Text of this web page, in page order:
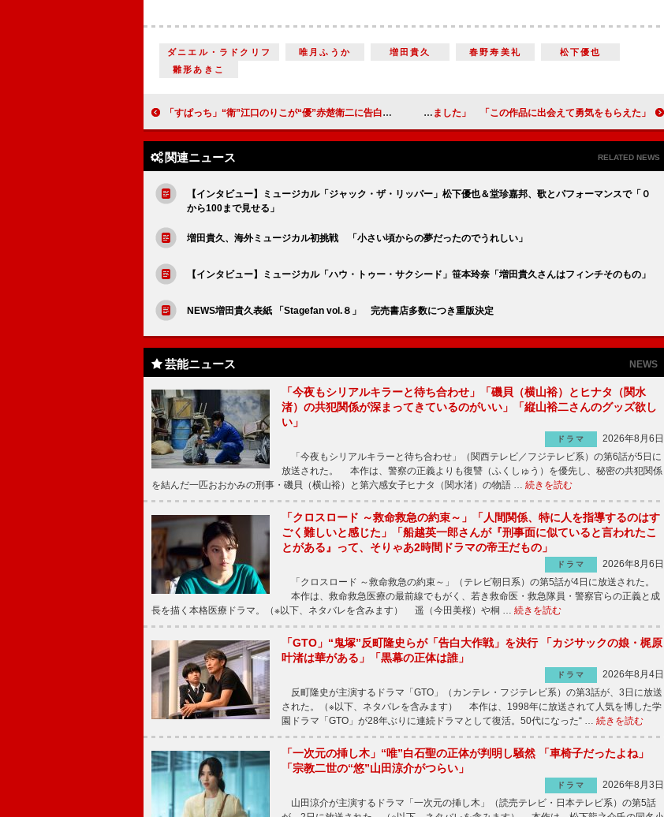
ダニエル・ラドクリフ 唯月ふうか 増田貴久 春野寿美礼
松下優也
雛形あきこ
「すぱっち」“衛”江口のりこが“優”赤楚衛二に告白 「人間の中であなたのことが一番好き」に視聴者「めっちゃドキドキ」 今泉佑唯、女優復帰で「足がずっと震えていました」 「この作品に出会えて勇気をもらえた」
関連ニュース RELATED NEWS
【インタビュー】ミュージカル「ジャック・ザ・リッパー」松下優也＆堂珍嘉邦、歌とパフォーマンスで「０
から100まで見せる」
増田貴久、海外ミュージカル初挑戦 「小さい頃からの夢だったのでうれしい」
【インタビュー】ミュージカル「ハウ・トゥー・サクシード」笹本玲奈「増田貴久さんはフィンチそのもの」
NEWS増田貴久表紙 「Stagefan vol.８」 完売書店多数につき重版決定
芸能ニュース NEWS
「今夜もシリアルキラーと待ち合わせ」「磯貝（横山裕）とヒナタ（関水
渚）の共犯関係が深まってきているのがいい」「縦山裕二さんのグッズ欲し
い」
ドラマ
2026年8月6日
「今夜もシリアルキラーと待ち合わせ」（関西テレビ／フジテレビ系）の第6話が5日に
放送された。 本作は、警察の正義よりも復讐（ふくしゅう）を優先し、秘密の共犯関係
を結んだ一匹おおかみの刑事・磯貝（横山裕）と第六感女子ヒナタ（関水渚）の物語 … 続きを読む
「クロスロード ～救命救急の約束～」「人間関係、特に人を指導するのはす
ごく難しいと感じた」「船越英一郎さんが『刑事面に似ていると言われたこ
とがある』って、そりゃあ2時間ドラマの帝王だもの」
ドラマ
2026年8月6日
「クロスロード ～救命救急の約束～」（テレビ朝日系）の第5話が4日に放送された。
本作は、救命救急医療の最前線でもがく、若き救命医・救急隊員・警察官らの正義と成
長を描く本格医療ドラマ。（※以下、ネタバレを含みます） 遥（今田美桜）や桐 … 続きを読む
「GTO」“鬼塚”反町隆史らが「告白大作戦」を決行 「カジサックの娘・梶原
叶渚は華がある」「黒幕の正体は誰」
ドラマ
2026年8月4日
反町隆史が主演するドラマ「GTO」（カンテレ・フジテレビ系）の第3話が、3日に放送
された。（※以下、ネタバレを含みます） 本作は、1998年に放送されて人気を博した学
園ドラマ「GTO」が28年ぶりに連続ドラマとして復活。50代になった“ … 続きを読む
「一次元の挿し木」“唯”白石聖の正体が判明し騒然 「車椅子だったよね」
「宗教二世の“悠”山田涼介がつらい」
ドラマ
2026年8月3日
山田涼介が主演するドラマ「一次元の挿し木」（読売テレビ・日本テレビ系）の第5話